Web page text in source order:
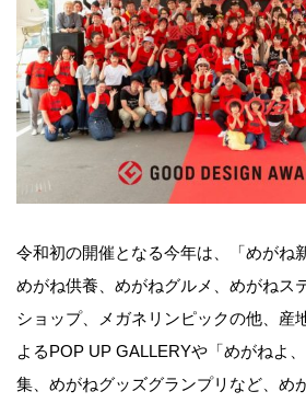
令和初の開催となる今年は、「めがね
めがね供養、めがねグルメ、めがねス
ショップ、メガネリンピックの他、産
よるPOP UP GALLERYや「めがねよ
集、めがねグッズグランプリなど、め